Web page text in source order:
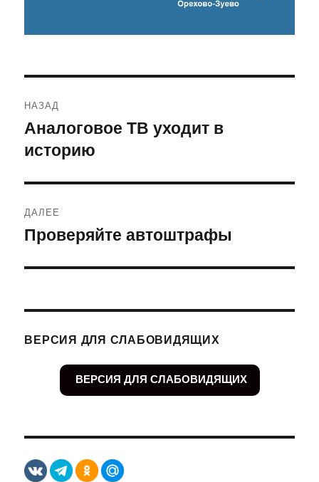
по
записям
НАЗАД
Предыдущая
запись:
Аналоговое ТВ уходит в
историю
ДАЛЕЕ
Следующая
Проверяйте автоштрафы
ВЕРСИЯ ДЛЯ СЛАБОВИДЯЩИХ
ВЕРСИЯ ДЛЯ СЛАБОВИДЯЩИХ